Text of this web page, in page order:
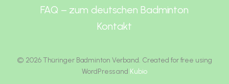
FAQ – zum deutschen Badminton
Kontakt
© 2026 Thüringer Badminton Verband. Created for free using
WordPress and Kubio